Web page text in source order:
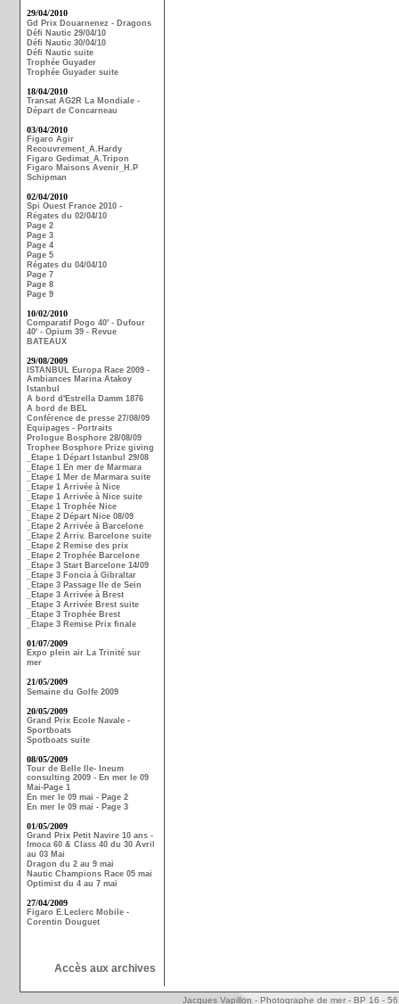
29/04/2010
Gd Prix Douarnenez - Dragons
Défi Nautic 29/04/10
Défi Nautic 30/04/10
Défi Nautic suite
Trophée Guyader
Trophée Guyader suite
18/04/2010
Transat AG2R La Mondiale -
Départ de Concarneau
03/04/2010
Figaro Agir
Recouvrement_A.Hardy
Figaro Gedimat_A.Tripon
Figaro Maisons Avenir_H.P
Schipman
02/04/2010
Spi Ouest France 2010 -
Régates du 02/04/10
Page 2
Page 3
Page 4
Page 5
Régates du 04/04/10
Page 7
Page 8
Page 9
10/02/2010
Comparatif Pogo 40' - Dufour
40' - Opium 39 - Revue
BATEAUX
29/08/2009
ISTANBUL Europa Race 2009 -
Ambiances Marina Atakoy
Istanbul
A bord d'Estrella Damm 1876
A bord de BEL
Conférence de presse 27/08/09
Equipages - Portraits
Prologue Bosphore 28/08/09
Trophee Bosphore Prize giving
_Etape 1 Départ Istanbul 29/08
_Etape 1 En mer de Marmara
_Etape 1 Mer de Marmara suite
_Etape 1 Arrivée à Nice
_Etape 1 Arrivée à Nice suite
_Etape 1 Trophée Nice
_Etape 2 Départ Nice 08/09
_Etape 2 Arrivée à Barcelone
_Etape 2 Arriv. Barcelone suite
_Etape 2 Remise des prix
_Etape 2 Trophée Barcelone
_Etape 3 Start Barcelone 14/09
_Etape 3 Foncia à Gibraltar
_Etape 3 Passage Ile de Sein
_Etape 3 Arrivée à Brest
_Etape 3 Arrivée Brest suite
_Etape 3 Trophée Brest
_Etape 3 Remise Prix finale
01/07/2009
Expo plein air La Trinité sur
mer
21/05/2009
Semaine du Golfe 2009
20/05/2009
Grand Prix Ecole Navale -
Sportboats
Spotboats suite
08/05/2009
Tour de Belle Ile- Ineum
consulting 2009 - En mer le 09
Mai-Page 1
En mer le 09 mai - Page 2
En mer le 09 mai - Page 3
01/05/2009
Grand Prix Petit Navire 10 ans -
Imoca 60 & Class 40 du 30 Avril
au 03 Mai
Dragon du 2 au 9 mai
Nautic Champions Race 05 mai
Optimist du 4 au 7 mai
27/04/2009
Figaro E.Leclerc Mobile -
Corentin Douguet
Accès aux archives
Jacques Vapillon - Photographe de mer - BP 16 -